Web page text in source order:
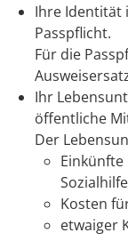
Ihre Identität
Passpflicht.
Für die
Ihr
öffentliche
Der
Einkünfte
Kosten
etwaiger